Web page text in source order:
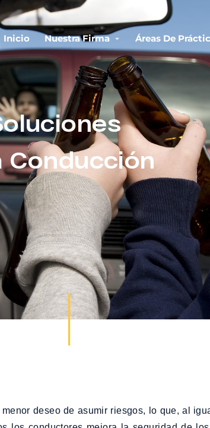
Inicio Nuestra Firma Áreas De
Conducción
deseo de asumir riesgos, lo que, al